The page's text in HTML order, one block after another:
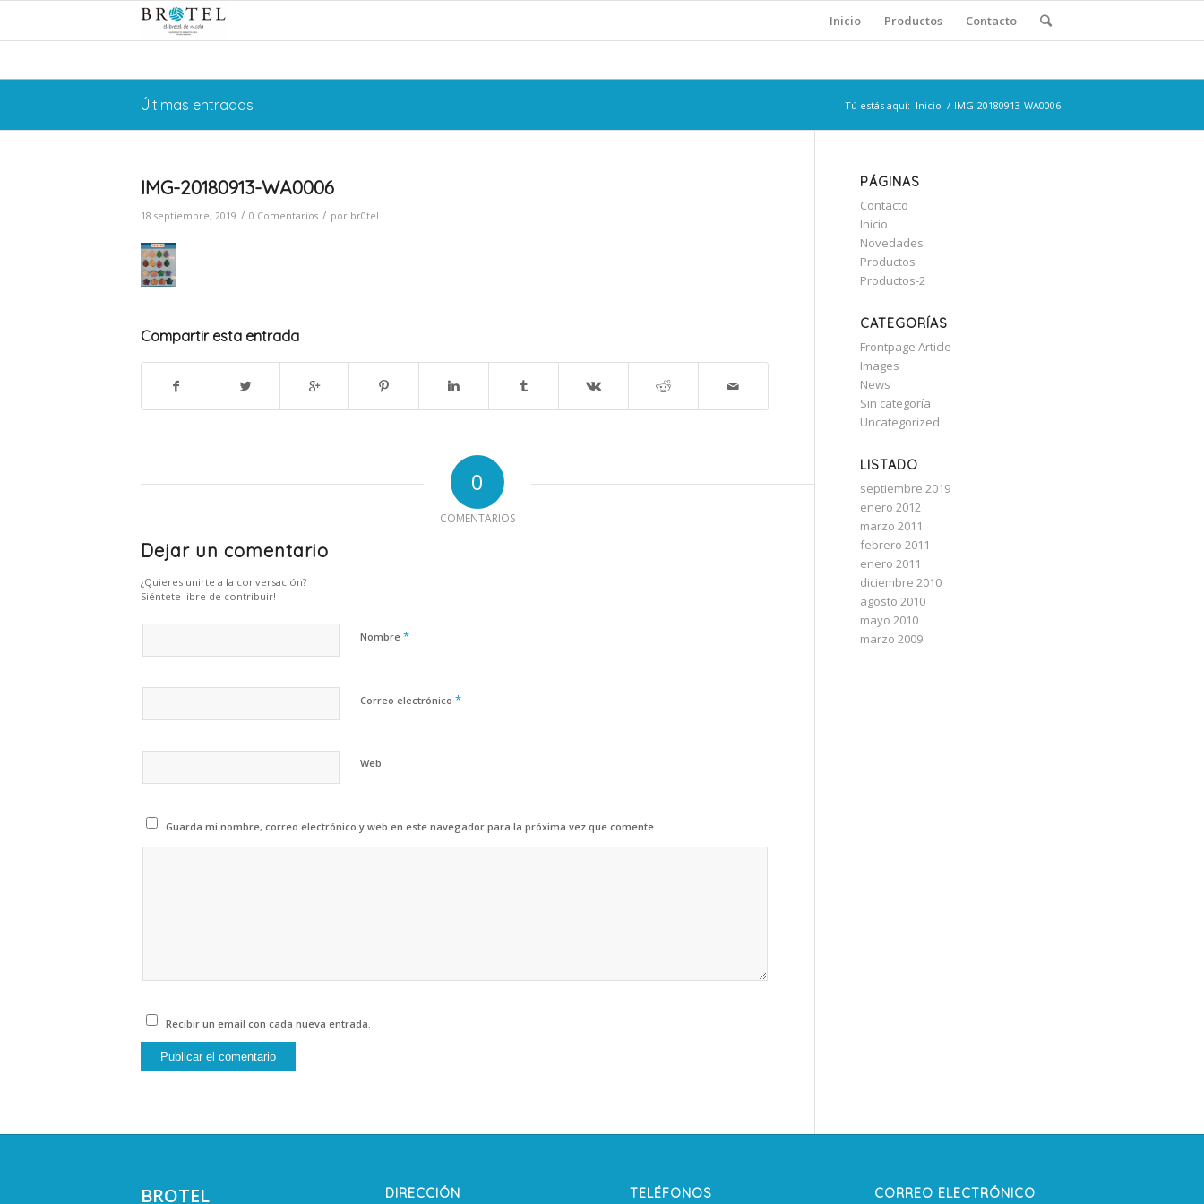
Inicio Productos Contacto
Últimas entradas Tú estás aquí: Inicio / IMG-20180913-WA0006
IMG-20180913-WA0006
18 septiembre, 2019 / 0 Comentarios / por br0tel
Compartir esta entrada
0
COMENTARIOS
Dejar un comentario
¿Quieres unirte a la conversación?
Siéntete libre de contribuir!
Nombre *
Correo electrónico *
Web
Guarda mi nombre, correo electrónico y web en este navegador para la próxima vez que comente.
Recibir un email con cada nueva entrada.
PÁGINAS
Contacto
Inicio
Novedades
Productos
Productos-2
CATEGORÍAS
Frontpage Article
Images
News
Sin categoría
Uncategorized
LISTADO
septiembre 2019
enero 2012
marzo 2011
febrero 2011
enero 2011
diciembre 2010
agosto 2010
mayo 2010
marzo 2009
BROTEL DIRECCIÓN TELÉFONOS CORREO ELECTRÓNICO